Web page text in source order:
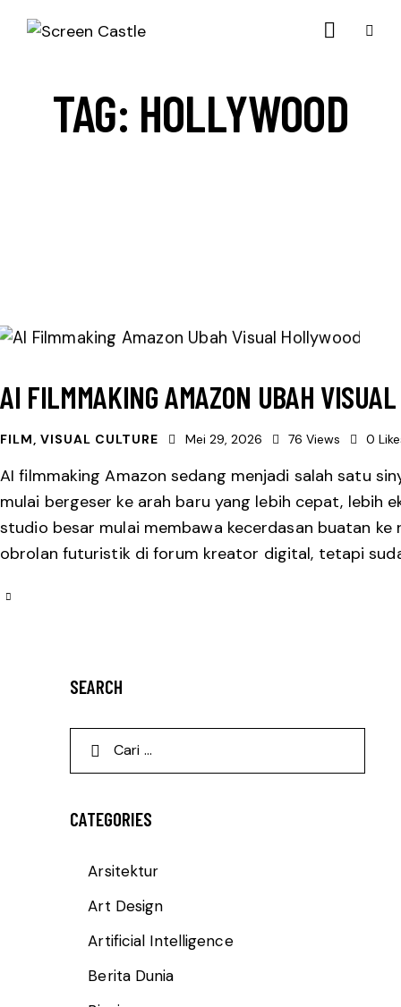
TAG: HOLLYWOOD
AI FILMMAKING AMAZON UBAH
FILM, VISUAL CULTURE Mei 29, 2026 76 Views 0
AI filmmaking Amazon sedang menjadi salah satu
mulai bergeser ke arah baru yang lebih cepat, lebih
studio besar mulai membawa kecerdasan buatan
obrolan futuristik di forum kreator digital, tetapi
SEARCH
CATEGORIES
Arsitektur
Art Design
Artificial Intelligence
Berita Dunia